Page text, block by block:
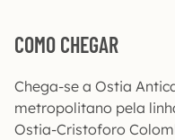
COMO CHEGAR
Chega-se a Ostia
metropolitano pela
Ostia-Cristoforo